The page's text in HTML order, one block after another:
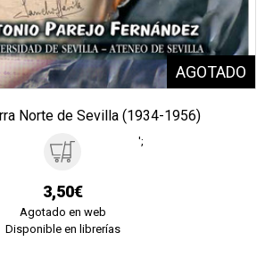
Norte de Sevilla (1934-1956)
3,50€
Agotado en web
Disponible en librerías
';